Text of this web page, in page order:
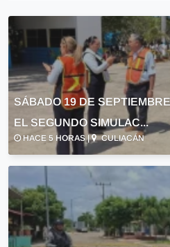
SÁBADO 19 DE
EL SEGUNDO SIMULAC...
HACE 5 HORAS | CULIACÁN